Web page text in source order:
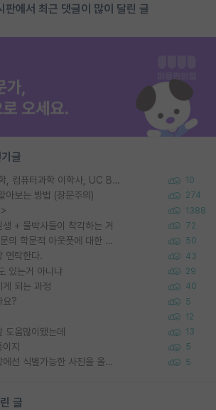
에서 최근 댓글이 많이 달린 글
글
Korea University 수학, 컴퓨터과학 이학사, UC Berkeley 산업공학 대학원 공학박사가 되는 것은 쉽지 않겠죠? 10
아보는 방법 (장문주의) 274
1388
+ 물박사들이 착각하는 거 72
포스텍 억까에 대해 (동문의 학문적 아웃풋에 대한 반박) 50
연락한다. 43
있는거 아니냐 29
게 되는 과정 40
요? 5
12
움많이됐는데 13
지 5
정보보안 연구하는 입장에선 식별가능한 사진을 올리는건 비추이긴함 5
글